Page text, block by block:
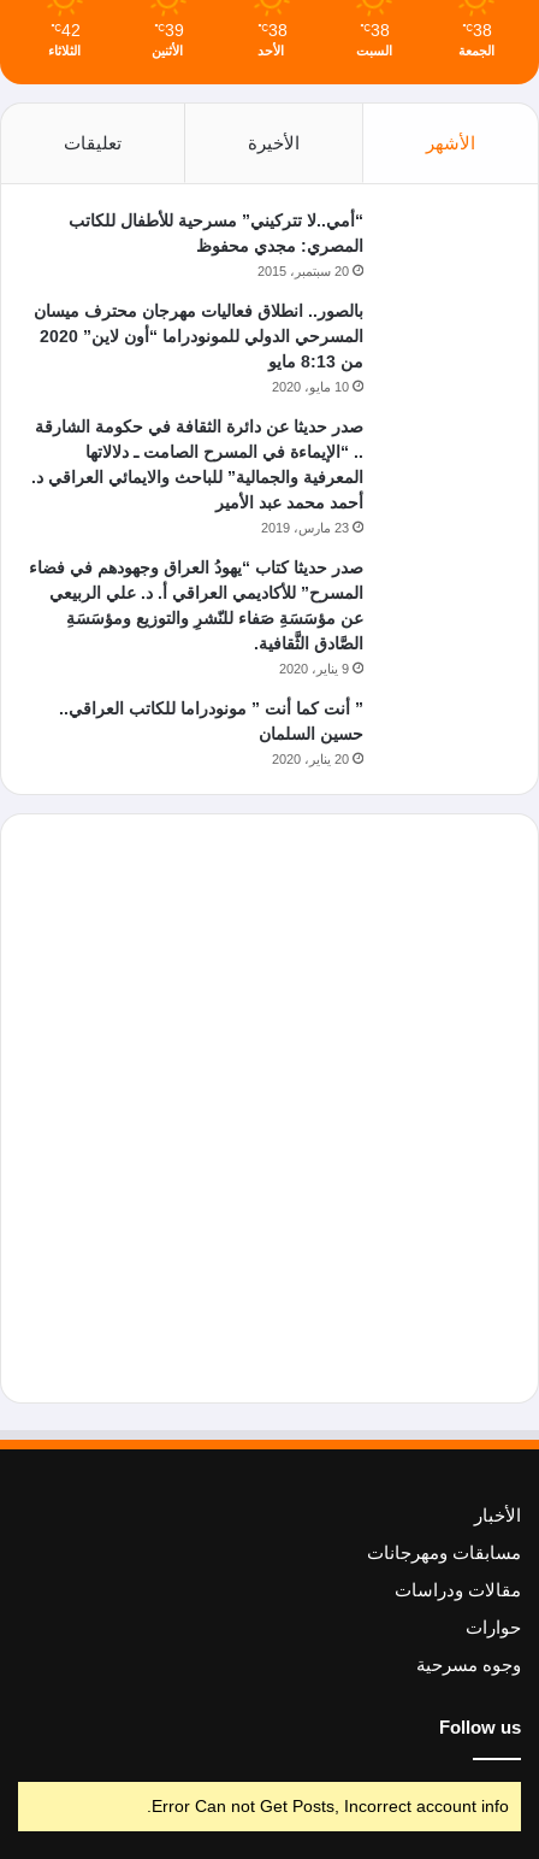
38
℃
الجمعة
38
℃
السبت
38
℃
الأحد
39
℃
الأثنين
42
℃
الثلاثاء
الأشهر الأخيرة تعليقات
“أمي..لا تتركيني” مسرحية للأطفال للكاتب
المصري: مجدي محفوظ
20 سبتمبر، 2015
بالصور.. انطلاق فعاليات مهرجان محترف ميسان
المسرحي الدولي للمونودراما “أون لاين” 2020
من 8:13 مايو
10 مايو، 2020
صدر حديثا عن دائرة الثقافة في حكومة الشارقة
.. “الإيماءة في المسرح الصامت ـ دلالاتها
المعرفية والجمالية” للباحث والايمائي العراقي د.
أحمد محمد عبد الأمير
23 مارس، 2019
صدر حديثا كتاب “يهودُ العراق وجهودهم في فضاء
المسرح” للأكاديمي العراقي أ. د. علي الربيعي
عن مؤسَسَةِ صَفاء للنّشرِ والتوزيع ومؤسَسَةِ
الصَّادق الثَّقافية.
9 يناير، 2020
” أنت كما أنت ” مونودراما للكاتب العراقي..
حسين السلمان
20 يناير، 2020
الأخبار
مسابقات ومهرجانات
مقالات ودراسات
حوارات
وجوه مسرحية
Follow us
Error Can not Get Posts, Incorrect account info.